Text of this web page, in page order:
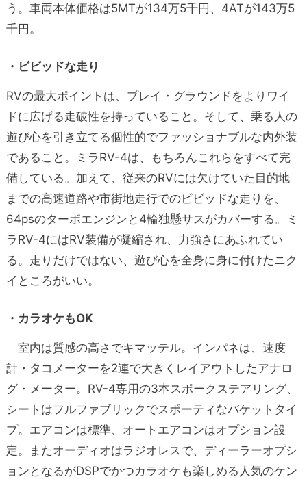
う。車両本体価格は5MTが134万5千円、4ATが143万5
千円。
・ビビッドな走り
RVの最大ポイントは、プレイ・グラウンドをよりワイ
ドに広げる走破性を持っていること。そして、乗る人の
遊び心を引き立てる個性的でファッショナブルな内外装
であること。ミラRV-4は、もちろんこれらをすべて完
備している。加えて、従来のRVには欠けていた目的地
までの高速道路や市街地走行でのビビッドな走りを、
64psのターボエンジンと4輪独懸サスがカバーする。ミ
ラRV-4にはRV装備が凝縮され、力強さにあふれてい
る。走りだけではない、遊び心を全身に身に付けたニク
イところがいい。
・カラオケもOK
室内は質感の高さでキマッテル。インパネは、速度
計・タコメーターを2連で大きくレイアウトしたアナロ
グ・メーター。RV-4専用の3本スポークステアリング、
シートはフルファブリックでスポーティなバケットタイ
プ。エアコンは標準、オートエアコンはオプション設
定。またオーディオはラジオレスで、ディーラーオプシ
ョンとなるがDSPでかつカラオケも楽しめる人気のケン